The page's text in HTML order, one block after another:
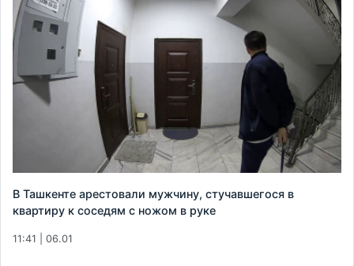
В Ташкенте арестовали мужчину, стучавшегося в
квартиру к соседям с ножом в руке
11:41 | 06.01